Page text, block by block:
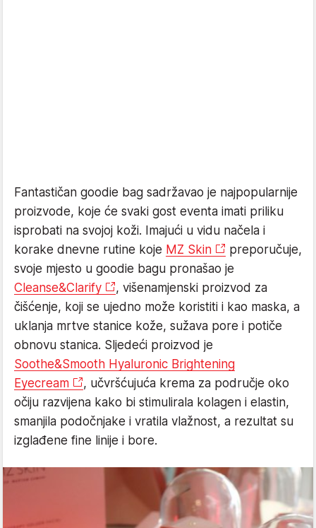
Fantastičan goodie bag sadržavao je najpopularnije
proizvode, koje će svaki gost eventa imati priliku
isprobati na svojoj koži. Imajući u vidu načela i
korake dnevne rutine koje MZ Skin
preporučuje,
svoje mjesto u goodie bagu pronašao je
Cleanse&Clarify
, višenamjenski proizvod za
čišćenje, koji se ujedno može koristiti i kao maska, a
uklanja mrtve stanice kože, sužava pore i potiče
obnovu stanica. Sljedeći proizvod je
Soothe&Smooth Hyaluronic Brightening
Eyecream
, učvršćujuća krema za područje oko
očiju razvijena kako bi stimulirala kolagen i elastin,
smanjila podočnjake i vratila vlažnost, a rezultat su
izglađene fine linije i bore.